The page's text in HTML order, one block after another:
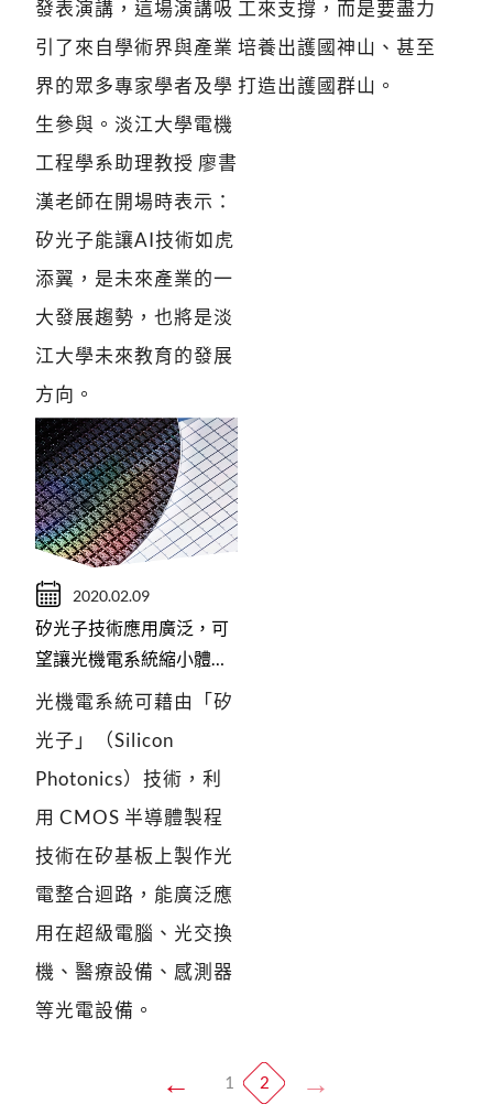
發表演講，這場演講吸
引了來自學術界與產業
界的眾多專家學者及學
生參與。淡江大學電機
工程學系助理教授 廖書
漢老師在開場時表示：
矽光子能讓AI技術如虎
添翼，是未來產業的一
大發展趨勢，也將是淡
江大學未來教育的發展
方向。
工來支撐，而是要盡力
培養出護國神山、甚至
打造出護國群山。
2020.02.09
矽光子技術應用廣泛，可
望讓光機電系統縮小體
積、降低成本
光機電系統可藉由「矽
光子」（Silicon
Photonics）技術，利
用 CMOS 半導體製程
技術在矽基板上製作光
電整合迴路，能廣泛應
用在超級電腦、光交換
機、醫療設備、感測器
等光電設備。
1 2